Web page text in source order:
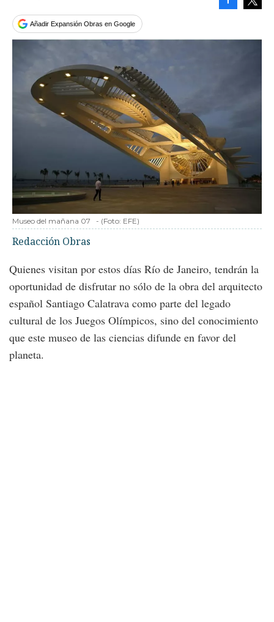
Añadir Expansión Obras en Google
Museo del mañana 07 - (Foto: EFE)
Redacción Obras
Quienes visitan por estos días Río de Janeiro, tendrán la
oportunidad de disfrutar no sólo de la obra del arquitecto
español Santiago Calatrava como parte del legado
cultural de los Juegos Olímpicos, sino del conocimiento
que este museo de las ciencias difunde en favor del
planeta.